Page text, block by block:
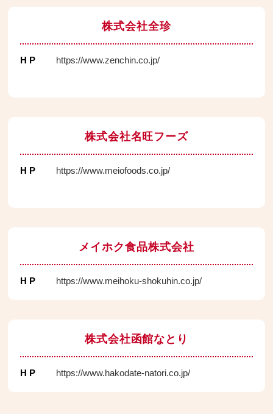
株式会社全珍
H P https://www.zenchin.co.jp/
株式会社名旺フーズ
H P https://www.meiofoods.co.jp/
メイホク⾷品株式会社
H P https://www.meihoku-shokuhin.co.jp/
株式会社函館なとり
H P https://www.hakodate-natori.co.jp/